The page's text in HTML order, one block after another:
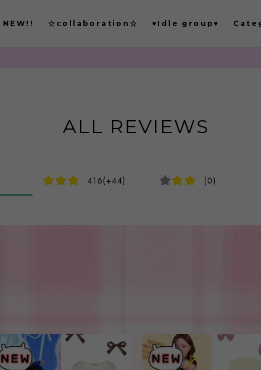
NEW!! ☆collaboration☆ ♥Idle group♥
ALL REVIEWS
416(+44) (0)